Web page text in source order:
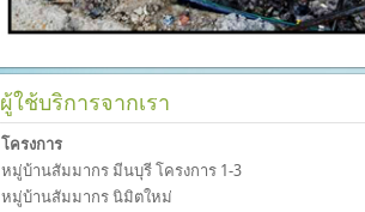
ผู้ใช้บริการจากเรา
โครงการ
หมู่บ้านสัมมากร มีนบุรี โครงการ 1-3
หมู่บ้านสัมมากร นิมิตใหม่